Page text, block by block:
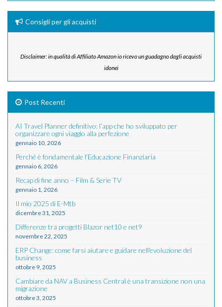
Consigli per gli acquisti
Disclaimer: in qualità di Affiliato Amazon io ricevo un guadagno dagli acquisti
idonei
Post Recenti
AI Travel Planner definitivo: l’app che ho sviluppato per
organizzare ogni viaggio alla perfezione
gennaio 10, 2026
Perché è fondamentale l’Educazione Finanziaria
gennaio 6, 2026
Recap di fine anno – Film & Serie TV
gennaio 1, 2026
Il mio 2025 di E-Mtb
dicembre 31, 2025
Differenze tra progetti Blazor net10 e net9
novembre 22, 2025
ERP Change: come farsi aiutare e guidare nell'evoluzione del
business
ottobre 9, 2025
Cambiare da NAV a Business Central è una transizione non una
migrazione
ottobre 3, 2025